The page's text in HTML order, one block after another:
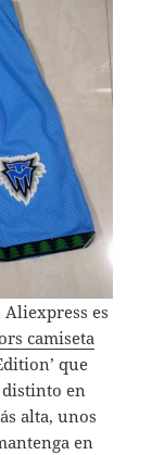
es
camiseta
que
distinto en
alta, unos
en